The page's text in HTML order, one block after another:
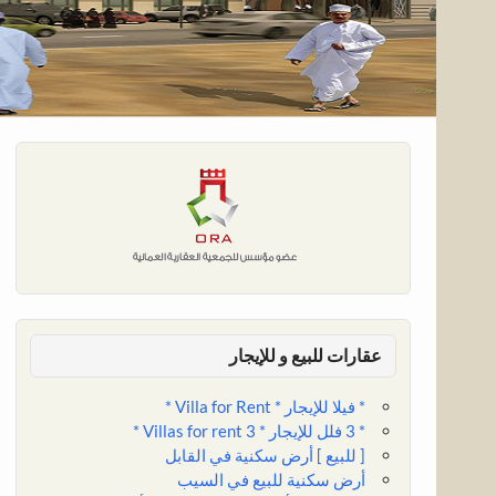
عقارات للبيع و للإيجار
* فيلا للإيجار * Villa for Rent *
* 3 فلل للإيجار * 3 Villas for rent *
[ للبيع ] أرض سكنية في القابل
أرض سكنية للبيع في السيب